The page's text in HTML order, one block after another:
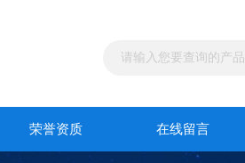
荣誉资质 在线留言